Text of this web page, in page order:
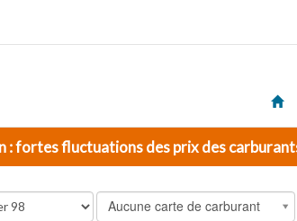
: fortes fluctuations des prix des
Aucune carte de carburant